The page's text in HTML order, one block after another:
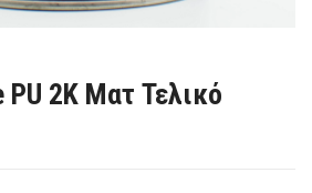
PU 2Κ Ματ Τελικό